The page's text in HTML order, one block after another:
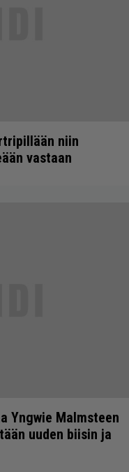
niin
vastaan
Yngwie Malmsteen
uuden biisin ja